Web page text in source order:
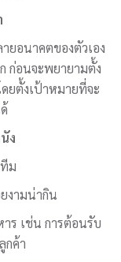
ยอนาคตของตัวเอง
ก่อนจะพยายามตั้ง
ยตั้งเป้าหมายที่จะ
ง
ม
งามน่ากิน
ร เช่น การต้อนรับ
กค้า